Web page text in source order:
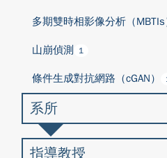
多期雙時相影像分析（MBTIs
山崩偵測 1
條件生成對抗網路（cGAN）
系所
指導教授